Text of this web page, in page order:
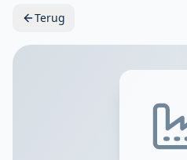
Terug